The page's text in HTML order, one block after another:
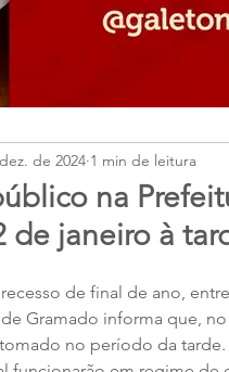
na
de janeiro à
de 2024 1 min de leitura
de final de ano,
Gramado informa que,
no período da tarde.